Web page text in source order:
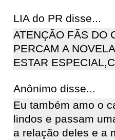
LIA do PR disse...
ATENÇÃO FÃS DO
PERCAM A
ESTAR
Anônimo disse...
Eu também amo o
lindos e passam
a relação deles e a